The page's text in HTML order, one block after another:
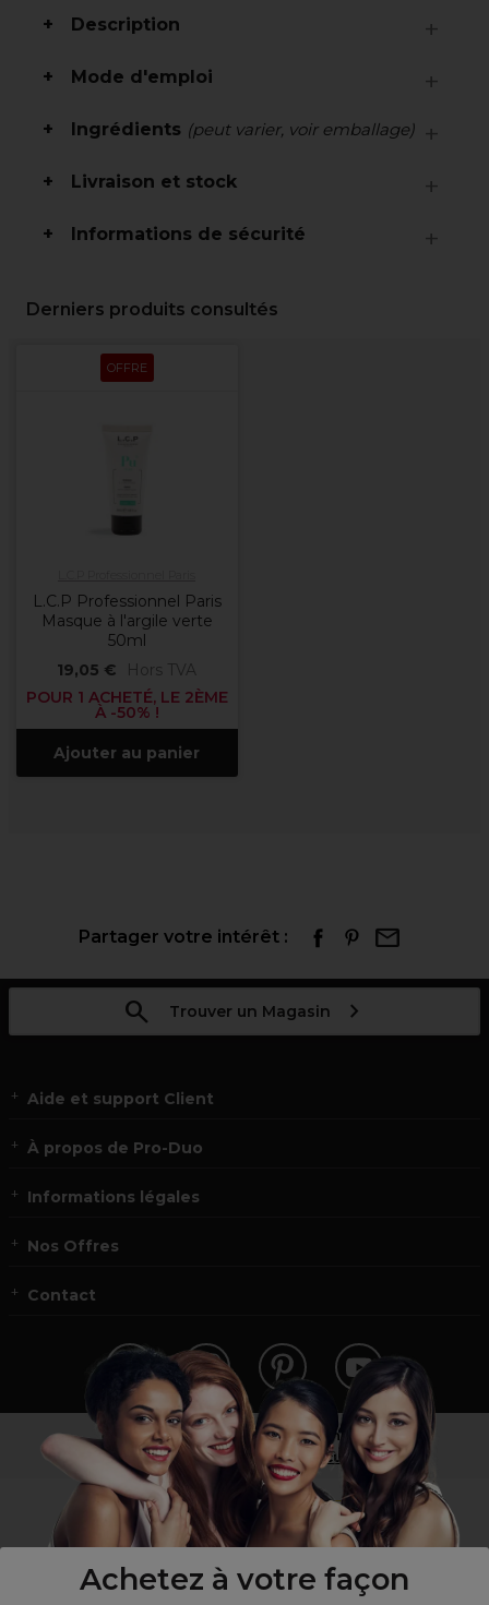
Achetez à votre façon
Description
Mode d'emploi
Ingrédients (peut varier, voir emballage)
Livraison et stock
Informations de sécurité
Derniers produits consultés
OFFRE
L.C.P Professionnel Paris
Masque à l'argile verte
50ml
19,05 €
Hors TVA
POUR 1 ACHETÉ, LE 2ÈME
À -50% !
Ajouter au panier
Partager votre intérêt :
Trouver un Magasin
Aide et support Client
À propos de Pro-Duo
Informations légales
Nos Offres
Contact
Vous n’êtes pas un professionnel ?
Visitez notre site pour les particuliers!